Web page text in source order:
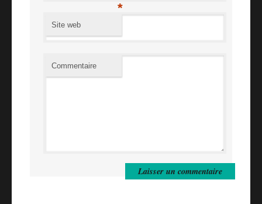
*
Site web
Commentaire